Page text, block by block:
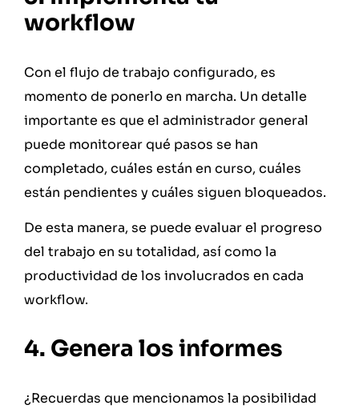
workflow
Con el flujo de trabajo configurado, es
momento de ponerlo en marcha. Un detalle
importante es que el administrador general
puede monitorear qué pasos se han
completado, cuáles están en curso, cuáles
están pendientes y cuáles siguen bloqueados.
De esta manera, se puede evaluar el progreso
del trabajo en su totalidad, así como la
productividad de los involucrados en cada
workflow.
4. Genera los informes
¿Recuerdas que mencionamos la posibilidad